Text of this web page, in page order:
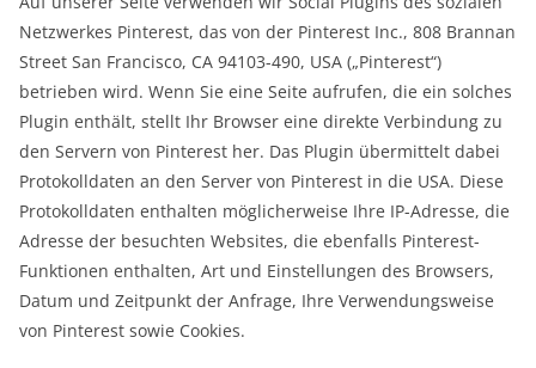
Netzwerkes Pinterest, das von der Pinterest Inc., 808 Brannan
Street San Francisco, CA 94103-490, USA („Pinterest“)
betrieben wird. Wenn Sie eine Seite aufrufen, die ein solches
Plugin enthält, stellt Ihr Browser eine direkte Verbindung zu
den Servern von Pinterest her. Das Plugin übermittelt dabei
Protokolldaten an den Server von Pinterest in die USA. Diese
Protokolldaten enthalten möglicherweise Ihre IP-Adresse, die
Adresse der besuchten Websites, die ebenfalls Pinterest-
Funktionen enthalten, Art und Einstellungen des Browsers,
Datum und Zeitpunkt der Anfrage, Ihre Verwendungsweise
von Pinterest sowie Cookies.